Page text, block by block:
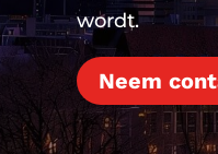
wordt.
Neem